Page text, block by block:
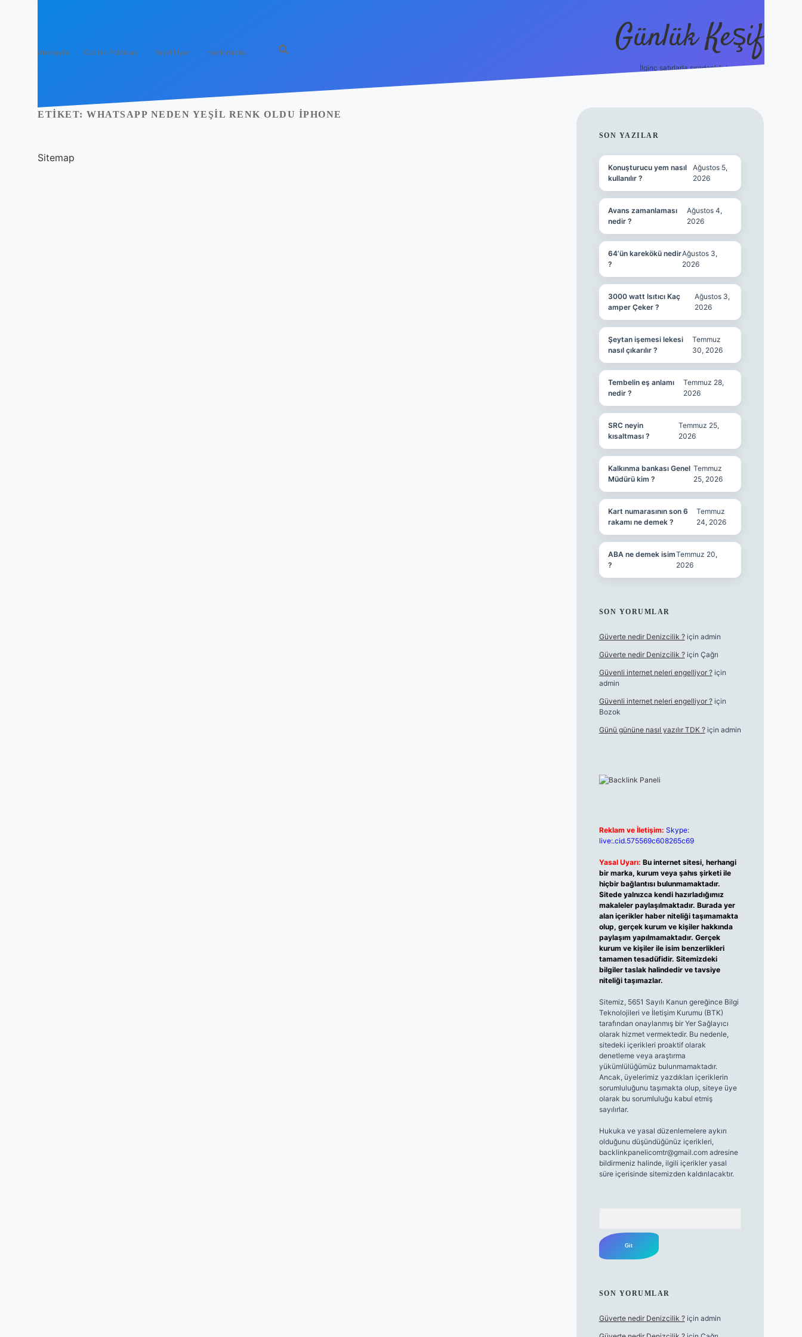
Anasayfa Gizlilik Politikası Yasal Uyarı Hakkımızda Günlük Keşif
İlginç satırlarla sıradanlığı boz.
ETIKET: WHATSAPP NEDEN YEŞIL RENK OLDU IPHONE
Sitemap
SIDEBAR
SON YAZILAR
Konuşturucu yem nasıl
kullanılır ?
Ağustos 5,
2026
Avans zamanlaması
nedir ?
Ağustos 4,
2026
64’ün karekökü nedir
?
Ağustos 3,
2026
3000 watt Isıtıcı Kaç
amper Çeker ?
Ağustos 3,
2026
Şeytan işemesi lekesi
nasıl çıkarılır ?
Temmuz
30, 2026
Tembelin eş anlamı
nedir ?
Temmuz 28,
2026
SRC neyin
kısaltması ?
Temmuz 25,
2026
Kalkınma bankası Genel
Müdürü kim ?
Temmuz
25, 2026
Kart numarasının son 6
rakamı ne demek ?
Temmuz
24, 2026
ABA ne demek isim
?
Temmuz 20,
2026
SON YORUMLAR
Güverte nedir Denizcilik ?için admin
Güverte nedir Denizcilik ?için Çağrı
Güvenli internet neleri engelliyor ?için
admin
Güvenli internet neleri engelliyor ?için
Bozok
Günü gününe nasıl yazılır TDK ?için admin
Reklam ve İletişim: Skype:
live:.cid.575569c608265c69
Yasal Uyarı: Bu internet sitesi, herhangi
bir marka, kurum veya şahıs şirketi ile
hiçbir bağlantısı bulunmamaktadır.
Sitede yalnızca kendi hazırladığımız
makaleler paylaşılmaktadır. Burada yer
alan içerikler haber niteliği taşımamakta
olup, gerçek kurum ve kişiler hakkında
paylaşım yapılmamaktadır. Gerçek
kurum ve kişiler ile isim benzerlikleri
tamamen tesadüfidir. Sitemizdeki
bilgiler taslak halindedir ve tavsiye
niteliği taşımazlar.
Sitemiz, 5651 Sayılı Kanun gereğince Bilgi
Teknolojileri ve İletişim Kurumu (BTK)
tarafından onaylanmış bir Yer Sağlayıcı
olarak hizmet vermektedir. Bu nedenle,
sitedeki içerikleri proaktif olarak
denetleme veya araştırma
yükümlülüğümüz bulunmamaktadır.
Ancak, üyelerimiz yazdıkları içeriklerin
sorumluluğunu taşımakta olup, siteye üye
olarak bu sorumluluğu kabul etmiş
sayılırlar.
Hukuka ve yasal düzenlemelere aykırı
olduğunu düşündüğünüz içerikleri,
backlinkpanelicomtr@gmail.comadresine
bildirmeniz halinde, ilgili içerikler yasal
süre içerisinde sitemizden kaldırılacaktır.
SON YORUMLAR
Güverte nedir Denizcilik ?için admin
tulipbet giriş